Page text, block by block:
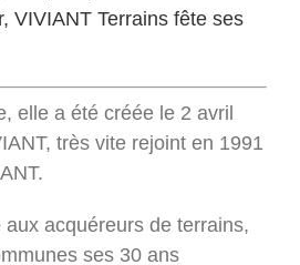
VIVIANT Terrains fête ses
elle a été créée le 2 avril
très vite rejoint en 1991
acquéreurs de terrains,
ses 30 ans